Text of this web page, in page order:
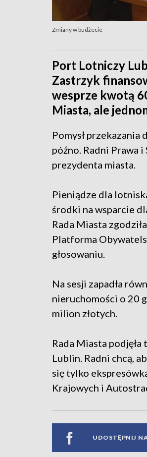
Zmiany w budżecie
Port Lotniczy
Zastrzyk
wesprze kwotą
Miasta, ale
Pomysł
późno. Radni Prawa
prezydenta miasta.
Pieniądze dla
środki na wsparcie
Rada Miasta
Platforma
głosowaniu.
Na sesji zapadła
nieruchomości o 20
milion złotych.
Rada Miasta
Lublin. Radni chcą,
się tylko
Krajowych i
UDOSTĘPNIJ